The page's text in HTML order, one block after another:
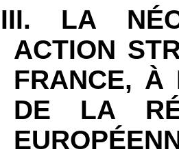
III. LA
ACTION
FRANCE, À
DE LA